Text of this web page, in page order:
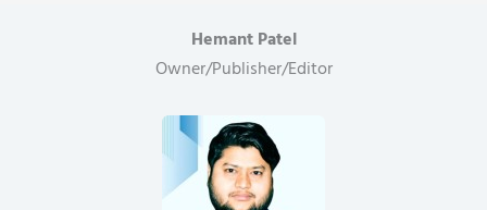
Hemant Patel
Owner/Publisher/Editor